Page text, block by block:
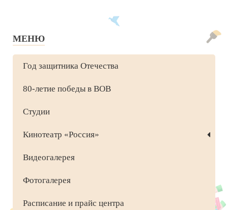
МЕНЮ
Год защитника Отечества
80-летие победы в ВОВ
Студии
Кинотеатр «Россия»
Видеогалерея
Фотогалерея
Расписание и прайс центра